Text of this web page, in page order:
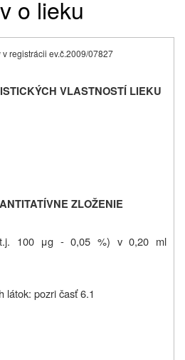
o lieku
registrácii ev.č.2009/07827
VLASTNOSTÍ LIEKU
ZLOŽENIE
100 μg - 0,05 %) v 0,20 ml
látok: pozri časť 6.1